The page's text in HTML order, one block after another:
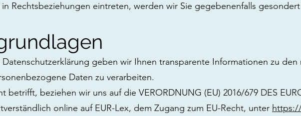
Rechtsbeziehungen eintreten, werden wir Sie gegebenenfalls
geben wir Ihnen transparente Informationen zu
Daten zu verarbeiten.
betrifft, beziehen wir uns auf die VERORDNUNG (EU) 2016/679 DES
online auf EUR-Lex, dem Zugang zum EU-Recht, unter